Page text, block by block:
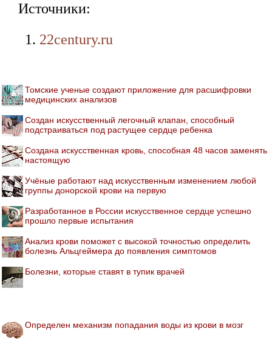
Источники:
22century.ru
Томские ученые создают приложение для расшифровки
медицинских анализов
Создан искусственный легочный клапан, способный
подстраиваться под растущее сердце ребенка
Создана искусственная кровь, способная 48 часов заменять
настоящую
Учёные работают над искусственным изменением любой
группы донорской крови на первую
Разработанное в России искусственное сердце успешно
прошло первые испытания
Анализ крови поможет с высокой точностью определить
болезнь Альцгеймера до появления симптомов
Болезни, которые ставят в тупик врачей
Определен механизм попадания воды из крови в мозг